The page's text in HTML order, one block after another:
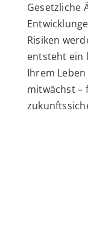
Gesetzliche
Risiken
entsteht ein
Ihrem
mitwächst –